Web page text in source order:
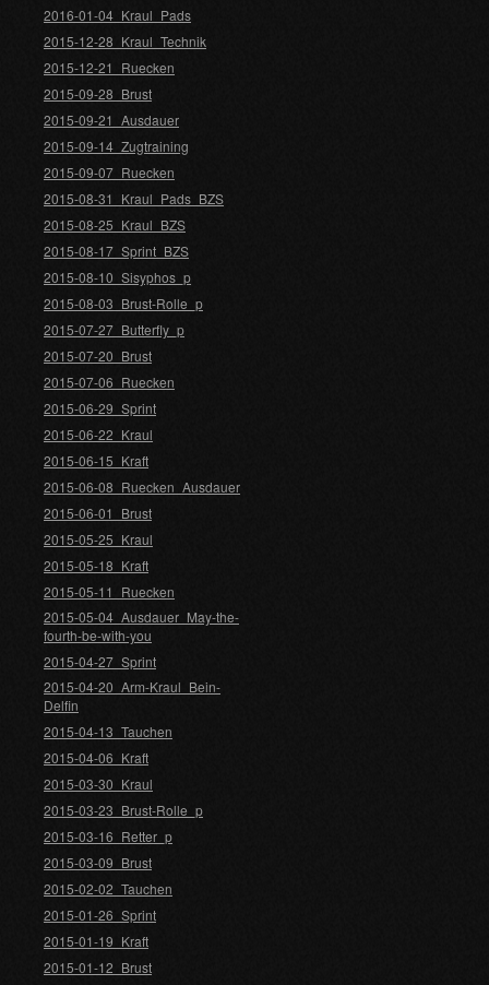
2016-01-04_Kraul_Pads
2015-12-28_Kraul_Technik
2015-12-21_Ruecken
2015-09-28_Brust
2015-09-21_Ausdauer
2015-09-14_Zugtraining
2015-09-07_Ruecken
2015-08-31_Kraul_Pads_BZS
2015-08-25_Kraul_BZS
2015-08-17_Sprint_BZS
2015-08-10_Sisyphos_p
2015-08-03_Brust-Rolle_p
2015-07-27_Butterfly_p
2015-07-20_Brust
2015-07-06_Ruecken
2015-06-29_Sprint
2015-06-22_Kraul
2015-06-15_Kraft
2015-06-08_Ruecken_Ausdauer
2015-06-01_Brust
2015-05-25_Kraul
2015-05-18_Kraft
2015-05-11_Ruecken
2015-05-04_Ausdauer_May-the-
fourth-be-with-you
2015-04-27_Sprint
2015-04-20_Arm-Kraul_Bein-
Delfin
2015-04-13_Tauchen
2015-04-06_Kraft
2015-03-30_Kraul
2015-03-23_Brust-Rolle_p
2015-03-16_Retter_p
2015-03-09_Brust
2015-02-02_Tauchen
2015-01-26_Sprint
2015-01-19_Kraft
2015-01-12_Brust